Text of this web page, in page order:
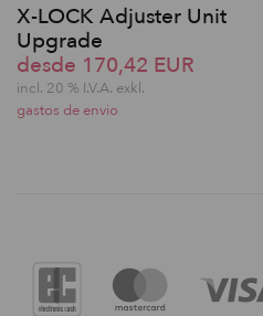
X-LOCK Adjuster Unit
Upgrade
desde 170,42 EUR
incl. 20 % I.V.A. exkl.
gastos de envio